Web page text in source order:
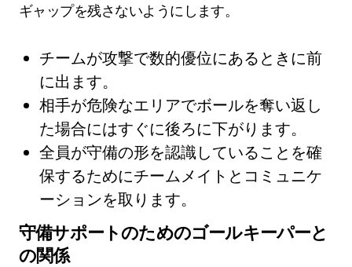
ギャップを残さないようにします。
チームが攻撃で数的優位にあるときに前
に出ます。
相手が危険なエリアでボールを奪い返し
た場合にはすぐに後ろに下がります。
全員が守備の形を認識していることを確
保するためにチームメイトとコミュニケ
ーションを取ります。
守備サポートのためのゴールキーパーと
の関係